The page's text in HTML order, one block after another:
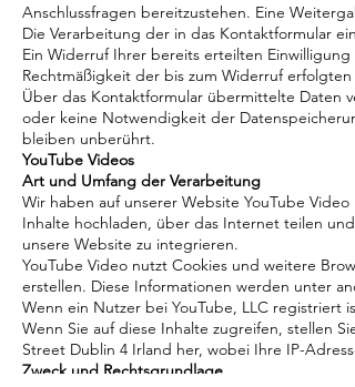
Anschlussfragen bereitzustehen. Eine
Die Verarbeitung der in das Kontaktformular
Ein Widerruf Ihrer bereits erteilten
Rechtmäßigkeit der bis zum Widerruf
Über das Kontaktformular übermittelte Daten
oder keine Notwendigkeit der
bleiben unberührt.
YouTube Videos
Art und Umfang der Verarbeitung
Wir haben auf unserer Website YouTube
Inhalte hochladen, über das Internet teilen
unsere Website zu integrieren.
YouTube Video nutzt Cookies und weitere
erstellen. Diese Informationen werden unter
Wenn ein Nutzer bei YouTube, LLC registriert
Wenn Sie auf diese Inhalte zugreifen, stellen
Street Dublin 4 Irland her, wobei Ihre IP-
Zweck und Rechtsgrundlage